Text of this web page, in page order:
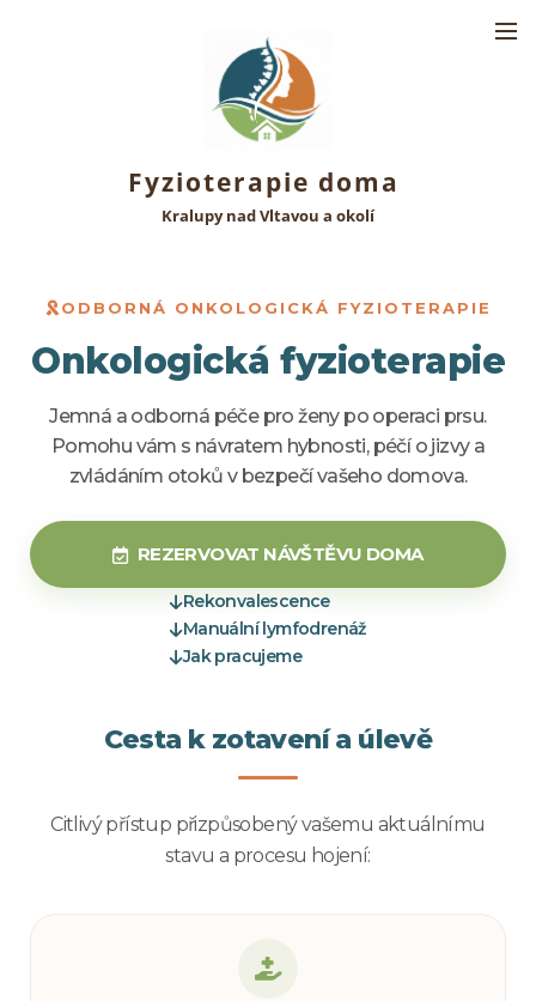
Fyzioterapie doma
Kralupy nad Vltavou a okolí
ODBORNÁ ONKOLOGICKÁ FYZIOTERAPIE
Onkologická fyzioterapie
Jemná a odborná péče pro ženy po operaci prsu.
Pomohu vám s návratem hybnosti, péčí o jizvy a
zvládáním otoků v bezpečí vašeho domova.
REZERVOVAT NÁVŠTĚVU DOMA
Rekonvalescence
Manuální lymfodrenáž
Jak pracujeme
Cesta k zotavení a úlevě
Citlivý přístup přizpůsobený vašemu aktuálnímu
stavu a procesu hojení: